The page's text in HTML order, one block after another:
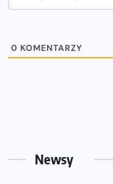
0 KOMENTARZY
Newsy